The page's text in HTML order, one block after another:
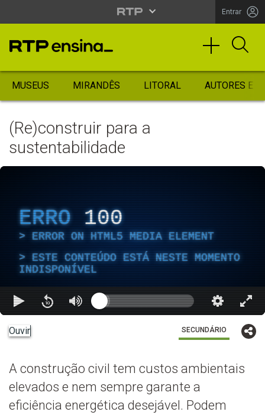
Entrar
MUSEUS MIRANDÊS LITORAL AUTORES
(Re)construir para a
sustentabilidade
ERRO 100
ERROR ON HTML5 MEDIA ELEMENT
ESTE CONTEÚDO ESTÁ NESTE MOMENTO
INDISPONÍVEL
Ouvir SECUNDÁRIO
A construção civil tem custos ambientais
elevados e nem sempre garante a
eficiência energética desejável. Podem